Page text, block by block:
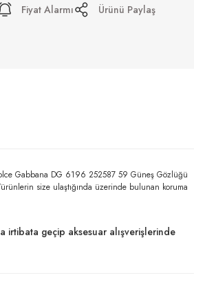
Fiyat Alarmı
Ürünü Paylaş
Gabbana DG 6196 252587 59 Güneş Gözlüğü
size ulaştığında üzerinde bulunan koruma
irtibata geçip aksesuar alışverişlerinde